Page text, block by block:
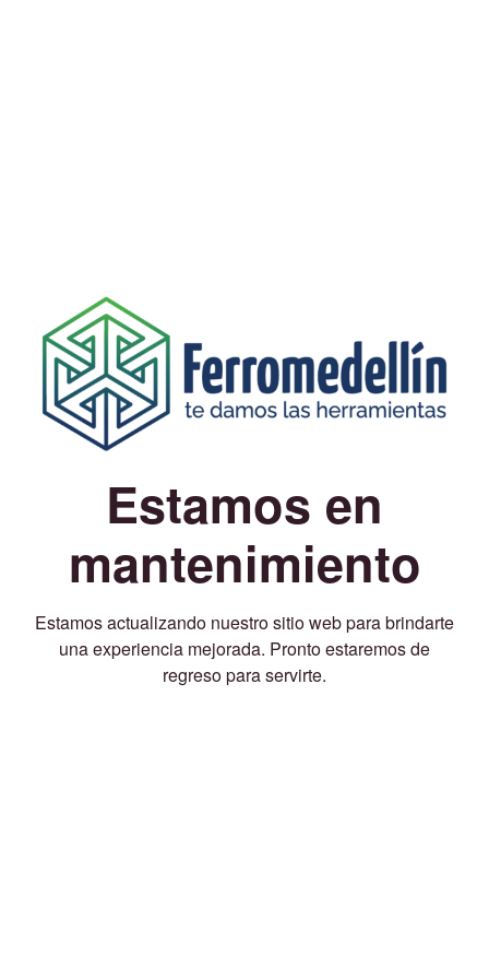
Estamos en
mantenimiento
Estamos actualizando nuestro sitio web para brindarte
una experiencia mejorada. Pronto estaremos de
regreso para servirte.